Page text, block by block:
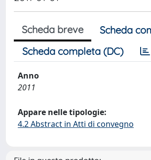
Scheda breve
Scheda
Scheda completa (DC)
Anno
2011
Appare nelle tipologie:
4.2 Abstract in Atti di convegno